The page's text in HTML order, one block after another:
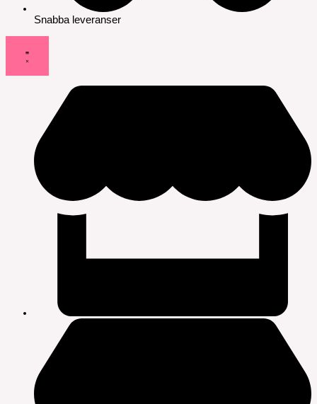
Snabba leveranser